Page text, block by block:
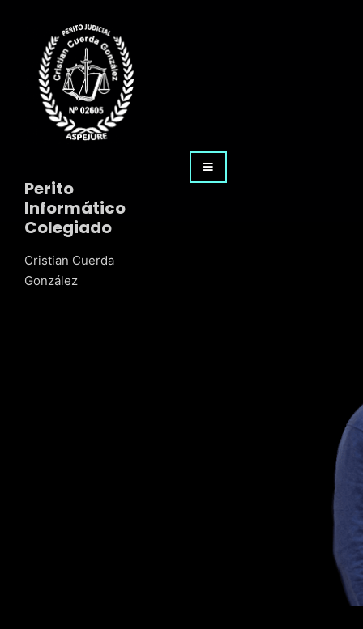
Perito
Informático
Colegiado
Cristian Cuerda
González